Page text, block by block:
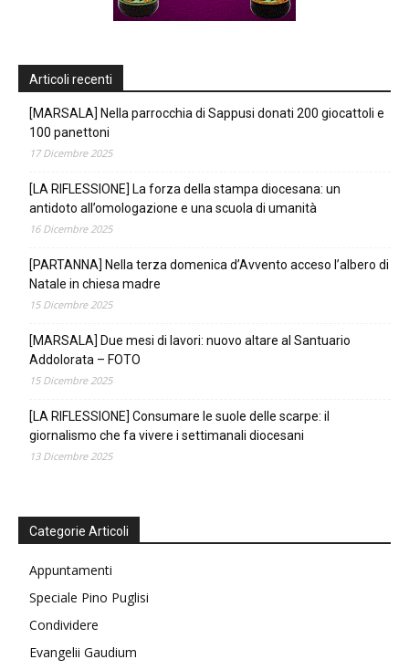
Articoli recenti
[MARSALA] Nella parrocchia di Sappusi donati 200 giocattoli e
100 panettoni
17 Dicembre 2025
[LA RIFLESSIONE] La forza della stampa diocesana: un
antidoto all’omologazione e una scuola di umanità
16 Dicembre 2025
[PARTANNA] Nella terza domenica d’Avvento acceso l’albero di
Natale in chiesa madre
15 Dicembre 2025
[MARSALA] Due mesi di lavori: nuovo altare al Santuario
Addolorata – FOTO
15 Dicembre 2025
[LA RIFLESSIONE] Consumare le suole delle scarpe: il
giornalismo che fa vivere i settimanali diocesani
13 Dicembre 2025
Categorie Articoli
Appuntamenti
Speciale Pino Puglisi
Condividere
Evangelii Gaudium